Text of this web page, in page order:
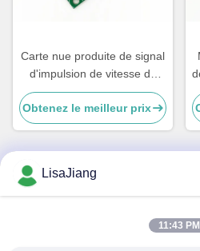
Carte nue produite de signal
d'impulsion de vitesse de
conducteur de moteur de
Sensorless BLDC de
rectangle
Obtenez le meilleur prix
Contactez rapidement
LisaJiang
11:43 PM